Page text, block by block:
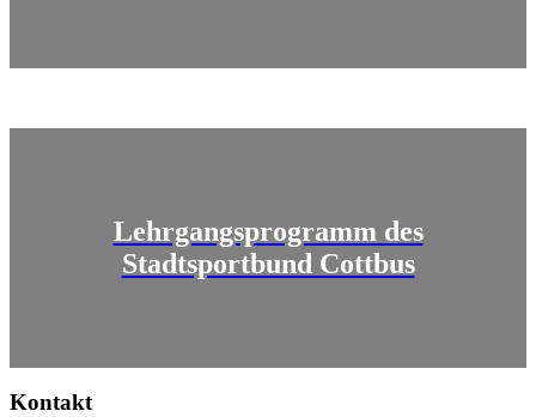
Lehrgangsprogramm des
Stadtsportbund Cottbus
Kontakt